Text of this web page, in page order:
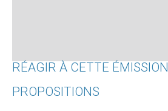
RÉAGIR À CETTE ÉMISSION
PROPOSITIONS